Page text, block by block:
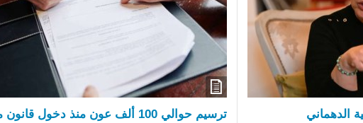
ترسيم حوالي 100 ألف عون منذ دخول